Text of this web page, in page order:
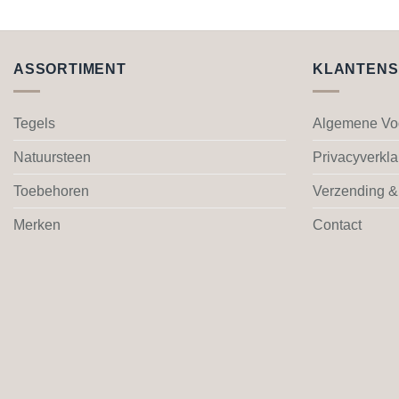
op
ASSORTIMENT
Tegels
Natuursteen
Toebehoren
Merken
Algemene
Verzending
Contact